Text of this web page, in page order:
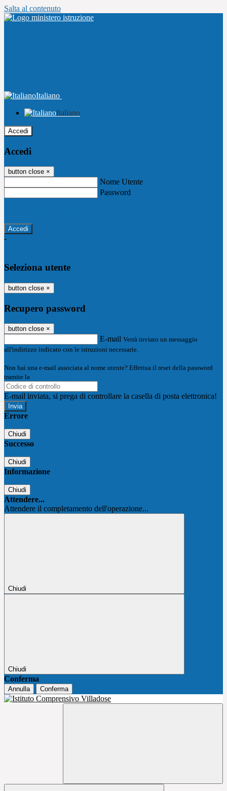
Salta al contenuto
Italiano
Italiano
Accedi
Accedi
button close ×
Nome Utente
Password
-
Seleziona utente
button close ×
Recupero password
button close ×
E-mail Verrà inviato un messaggio
all'indirizzo indicato con le istruzioni necessarie.
Non hai una e-mail associata al nome utente? Effettua il reset della password
tramite la
E-mail inviata, si prega di controllare la casella di posta elettronica!
Errore
Chiudi
Successo
Chiudi
Informazione
Chiudi
Attendere...
Attendere il completamento dell'operazione...
Chiudi
Chiudi
Conferma
Annulla Conferma